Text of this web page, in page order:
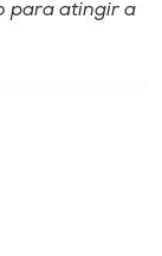
para atingir a